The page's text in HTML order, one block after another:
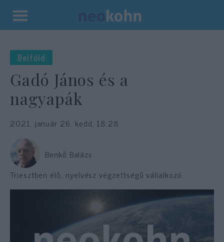
Kilépés
tartalomba
Belföld
Gadó János és a
nagyapák
2021. január 26. kedd, 18:28
Benkő Balázs
Triesztben élő, nyelvész végzettségű vállalkozó